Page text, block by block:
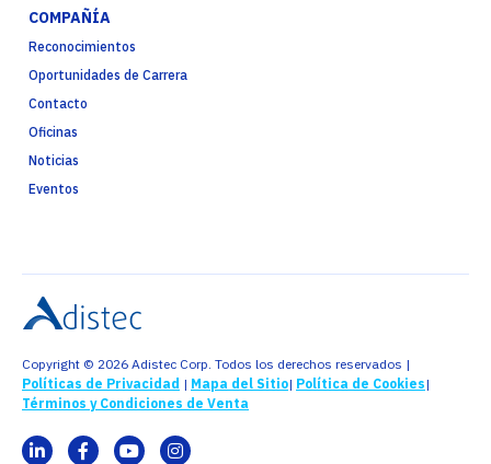
COMPAÑÍA
Reconocimientos
Oportunidades de Carrera
Contacto
Oficinas
Noticias
Eventos
Copyright © 2026 Adistec Corp. Todos los derechos reservados |
Políticas de Privacidad | Mapa del Sitio| Política de Cookies|
Términos y Condiciones de Venta